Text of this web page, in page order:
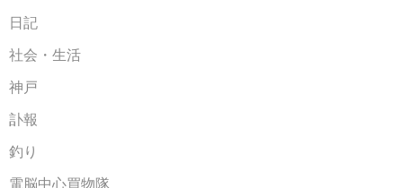
日記
社会・生活
神戸
訃報
釣り
電脳中心買物隊